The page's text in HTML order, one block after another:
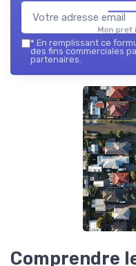
Mon pret
* En remplissant ce
des fins commerciales
partenaires.
Comprendre